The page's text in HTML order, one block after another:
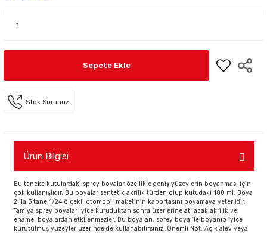
Sepete Ekle
Stok Sorunuz
Ürün Bilgisi
Bu teneke kutulardaki sprey boyalar özellikle geniş yüzeylerin boyanması için
çok kullanışlıdır. Bu boyalar sentetik akrilik türden olup kutudaki 100 ml. Boya
2 ila 3 tane 1/24 ölçekli otomobil maketinin kaportasını boyamaya yeterlidir.
Tamiya sprey boyalar iyice kuruduktan sonra üzerlerine atılacak akrilik ve
enamel boyalardan etkilenmezler. Bu boyaları, sprey boya ile boyanıp iyice
kurutulmuş yüzeyler üzerinde de kullanabilirsiniz. Önemli Not: Açık alev veya